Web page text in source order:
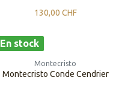
130,00 CHF
En stock
Montecristo
Montecristo Conde Cendrier